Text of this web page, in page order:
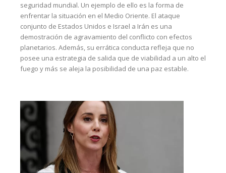
seguridad mundial. Un ejemplo de ello es la forma de
enfrentar la situación en el Medio Oriente. El ataque
conjunto de Estados Unidos e Israel a Irán es una
demostración de agravamiento del conflicto con efectos
planetarios. Además, su errática conducta refleja que no
posee una estrategia de salida que de viabilidad a un alto el
fuego y más se aleja la posibilidad de una paz estable.